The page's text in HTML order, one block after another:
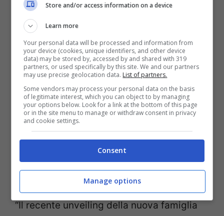
Leggi anche ->
di potenza e autonomia fino a 500 km
“Il recente unveiling della nuova famiglia
Store and/or access information on a device
Learn more
Your personal data will be processed and information from
your device (cookies, unique identifiers, and other device
data) may be stored by, accessed by and shared with 319
partners, or used specifically by this site. We and our partners
may use precise geolocation data. List of partners.
Some vendors may process your personal data on the basis
of legitimate interest, which you can object to by managing
your options below. Look for a link at the bottom of this page
or in the site menu to manage or withdraw consent in privacy
and cookie settings.
Consent
Manage options